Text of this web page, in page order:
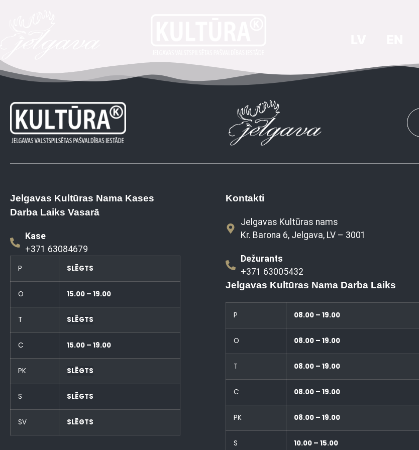
Jelgavas Kultūras Nama Kases
Darba Laiks Vasarā
Kase
+371 63084679
P SLĒGTS
O 15.00 – 19.00
T SLĒGTS
C 15.00 – 19.00
PK SLĒGTS
S SLĒGTS
SV SLĒGTS
Kontakti
Jelgavas Kultūras nams
Kr. Barona 6, Jelgava, LV – 3001
Dežurants
+371 63005432
Jelgavas Kultūras Nama Darba Laiks
P 08.00 – 19.00
O 08.00 – 19.00
T 08.00 – 19.00
C 08.00 – 19.00
PK 08.00 – 19.00
S 10.00 – 15.00